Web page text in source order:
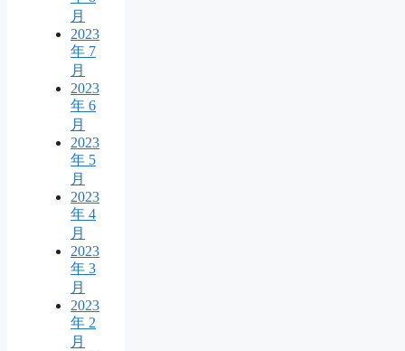
月
2023
年 7
月
2023
年 6
月
2023
年 5
月
2023
年 4
月
2023
年 3
月
2023
年 2
月